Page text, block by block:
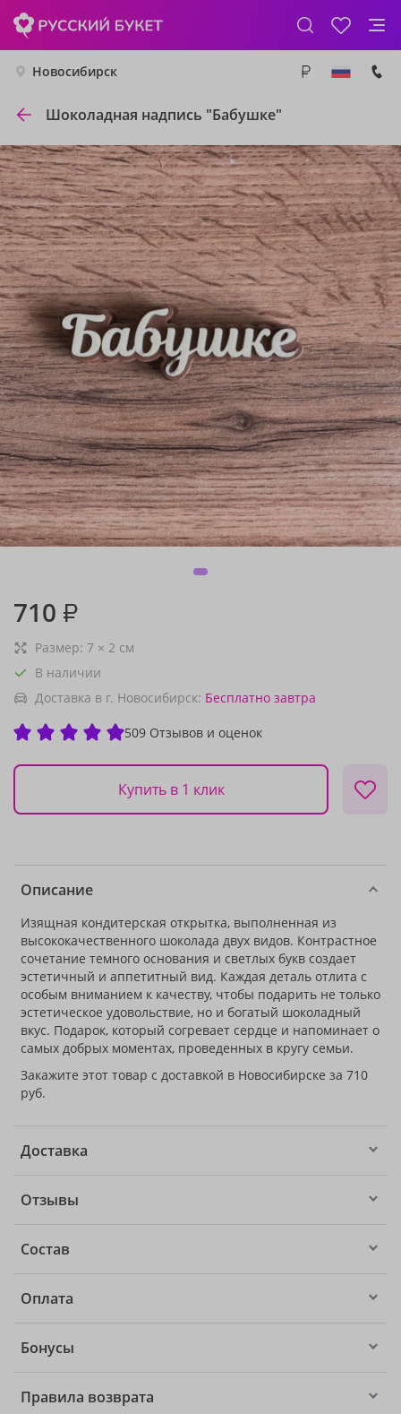
Новосибирск
Шоколадная надпись "Бабушке"
710 ₽
Размер: 7 × 2 см
В наличии
Доставка в г. Новосибирск: Бесплатно завтра
509 Отзывов и оценок
Купить в 1 клик
Описание
Изящная кондитерская открытка, выполненная из
высококачественного шоколада двух видов. Контрастное
сочетание темного основания и светлых букв создает
эстетичный и аппетитный вид. Каждая деталь отлита с
особым вниманием к качеству, чтобы подарить не только
эстетическое удовольствие, но и богатый шоколадный
вкус. Подарок, который согревает сердце и напоминает о
самых добрых моментах, проведенных в кругу семьи.
Закажите этот товар с доставкой в Новосибирске за 710
руб.
Доставка
Отзывы
Состав
Оплата
Бонусы
Правила возврата